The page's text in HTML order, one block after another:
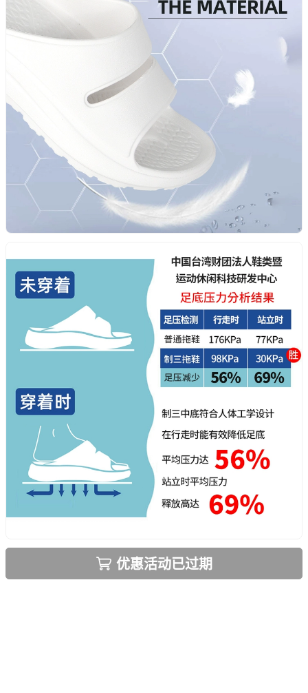
优惠活动已过期